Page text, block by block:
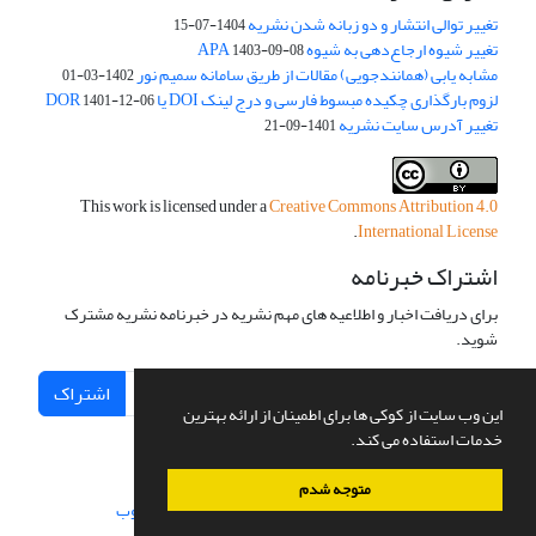
این وب سایت از کوکی ها برای اطمینان از ارائه بهترین
خدمات استفاده می کند.
متوجه شدم
تغییر توالی انتشار و دو زبانه شدن نشریه1404-07-15
تغییر شیوه ارجاع‌دهی به شیوه APA1403-09-08
مشابه یابی (همانندجویی) مقالات از طریق سامانه سمیم نور1402-03-01
لزوم بارگذاری چکیده مبسوط فارسی و درج لینک DOI یا DOR 1401-12-06
تغییر آدرس سایت نشریه1401-09-21
This work is licensed under aCreative Commons Attribution 4.0
International License
.
اشتراک خبرنامه
برای دریافت اخبار و اطلاعیه های مهم نشریه در خبرنامه نشریه مشترک
شوید.
اشتراک
سامانه مدیریت نشریات علمی.طراحی و پیاده سازی از سیناوب